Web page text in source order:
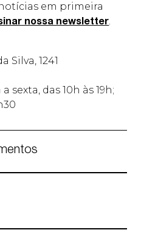
em primeira
nossa newsletter.
Silva, 1241
sexta, das 10h às 19h;